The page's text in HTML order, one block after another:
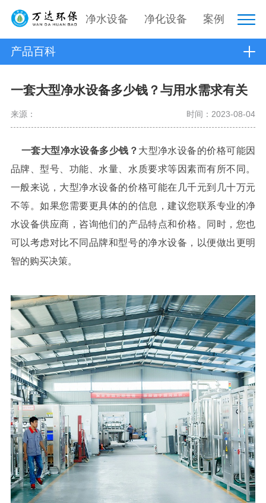
净水设备 净化设备 案例
产品百科
一套大型净水设备多少钱？与用水需求有关
来源： 时间：2023-08-04
一套大型净水设备多少钱？ 大型净水设备的价格可能因
品牌、型号、功能、水量、水质要求等因素而有所不同。
一般来说，大型净水设备的价格可能在几千元到几十万元
不等。如果您需要更具体的的信息，建议您联系专业的净
水设备供应商，咨询他们的产品特点和价格。同时，您也
可以考虑对比不同品牌和型号的净水设备，以便做出更明
智的购买决策。